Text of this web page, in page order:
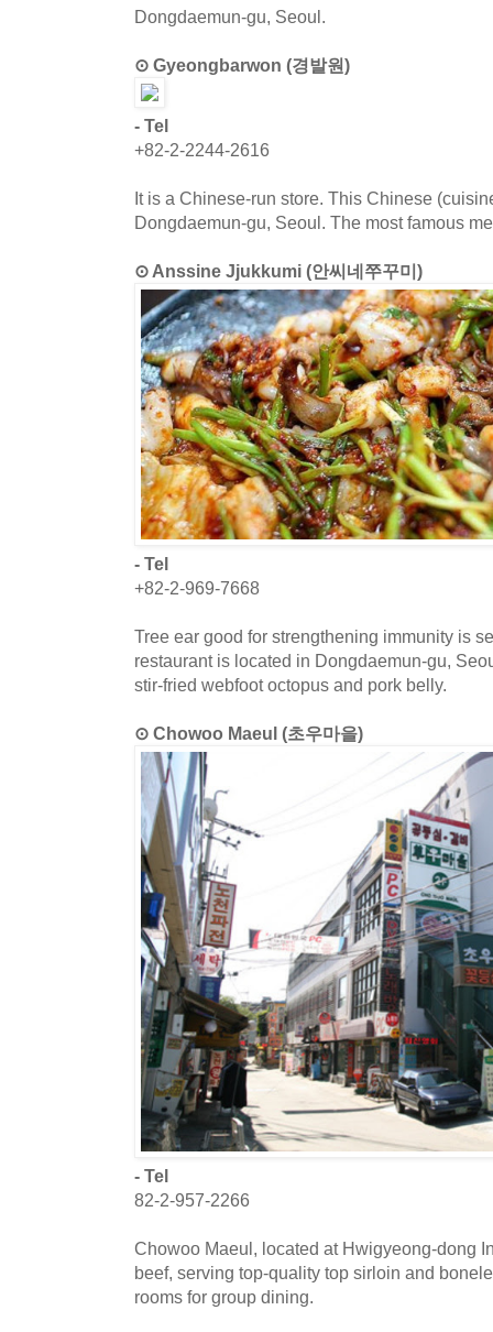
Dongdaemun-gu, Seoul.
⊙ Gyeongbarwon (경발원)
- Tel
+82-2-2244-2616
It is a Chinese-run store. This Chinese
Dongdaemun-gu, Seoul. The most famous
⊙ Anssine Jjukkumi (안씨네쭈꾸미)
- Tel
+82-2-969-7668
Tree ear good for strengthening immunity is
restaurant is located in Dongdaemun-gu,
stir-fried webfoot octopus and pork belly.
⊙ Chowoo Maeul (초우마을)
- Tel
82-2-957-2266
Chowoo Maeul, located at Hwigyeong-dong
beef, serving top-quality top sirloin and
rooms for group dining.